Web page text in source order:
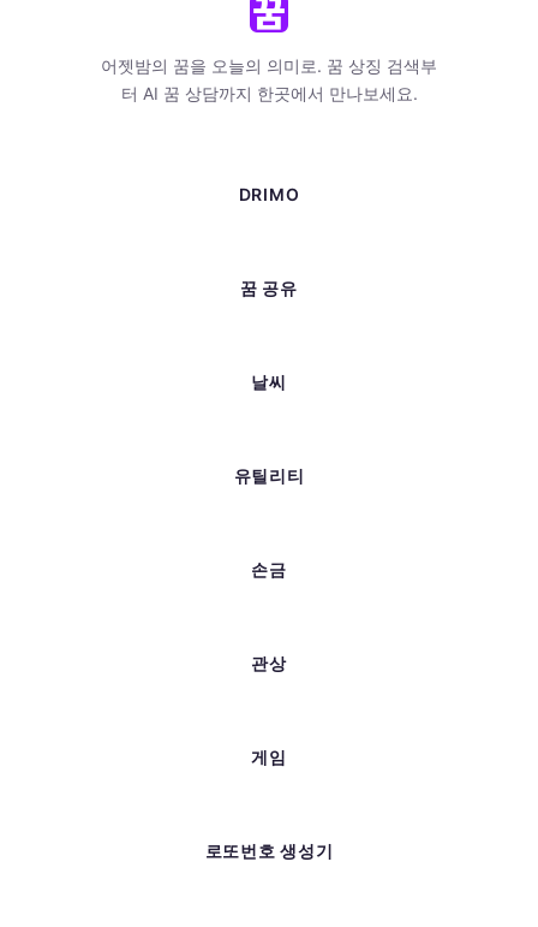
어젯밤의 꿈을 오늘의 의미로. 꿈 상징 검색부
터 AI 꿈 상담까지 한곳에서 만나보세요.
DRIMO
꿈 공유
날씨
유틸리티
손금
관상
게임
로또번호 생성기